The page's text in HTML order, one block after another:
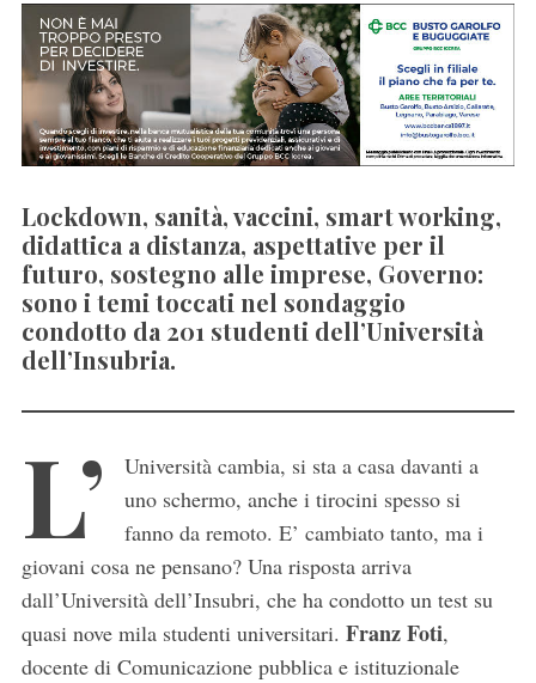
Lockdown, sanità, vaccini, smart working,
didattica a distanza, aspettative per il
futuro, sostegno alle imprese, Governo:
sono i temi toccati nel sondaggio
condotto da 201 studenti dell’Università
dell’Insubria.
L’
Università cambia, si sta a casa davanti a
uno schermo, anche i tirocini spesso si
fanno da remoto. E’ cambiato tanto, ma i
giovani cosa ne pensano? Una risposta arriva
dall’Università dell’Insubri, che ha condotto un test su
quasi nove mila studenti universitari. Franz Foti,
docente di Comunicazione pubblica e istituzionale